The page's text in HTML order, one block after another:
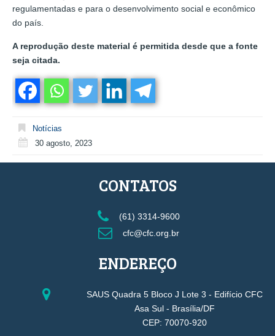
regulamentadas e para o desenvolvimento social e econômico
do país.
A reprodução deste material é permitida desde que a fonte
seja citada.
Notícias
30 agosto, 2023
CONTATOS
(61) 3314-9600
cfc@cfc.org.br
ENDEREÇO
SAUS Quadra 5 Bloco J Lote 3 - Edifício CFC
Asa Sul - Brasília/DF
CEP: 70070-920